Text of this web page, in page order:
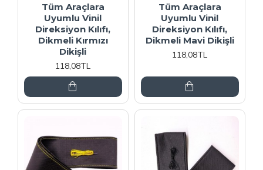
Tüm Araçlara
Uyumlu Vinil
Direksiyon Kılıfı,
Dikmeli Kırmızı
Dikişli
118,08TL
Tüm Araçlara
Uyumlu Vinil
Direksiyon Kılıfı,
Dikmeli Mavi Dikişli
118,08TL